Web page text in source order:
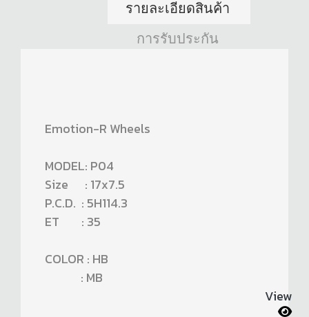
รายละเอียดสินค้า
การรับประกัน
Emotion-R Wheels
MODEL: P04
Size : 17x7.5
P.C.D. : 5H114.3
ET : 35
COLOR : HB
: MB
View